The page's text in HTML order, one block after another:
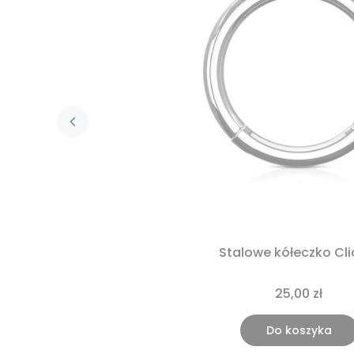
Stalowe kółeczko
25,00 zł
Do koszyka